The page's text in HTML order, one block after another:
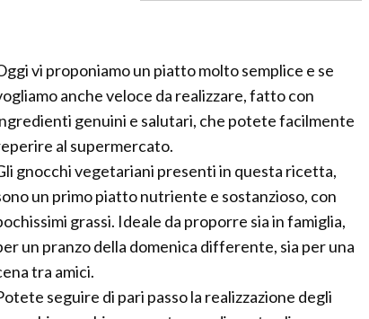
vi proponiamo un piatto molto semplice e se
anche veloce da realizzare, fatto con
genuini e salutari, che potete facilmente
al supermercato.
gnocchi vegetariani presenti in questa ricetta,
un primo piatto nutriente e sostanzioso, con
grassi. Ideale da proporre sia in famiglia,
un pranzo della domenica differente, sia per una
tra amici.
seguire di pari passo la realizzazione degli